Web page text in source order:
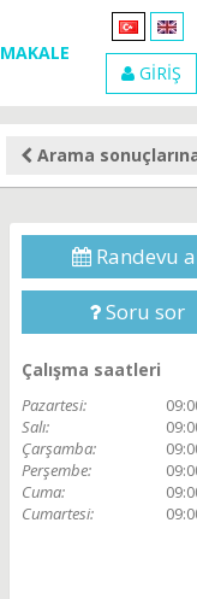
GİRİŞ
MAKALE
Arama
Randevu
Soru sor
Çalışma saatleri
Pazartesi:
Salı:
Çarşamba:
Perşembe:
Cuma:
Cumartesi: